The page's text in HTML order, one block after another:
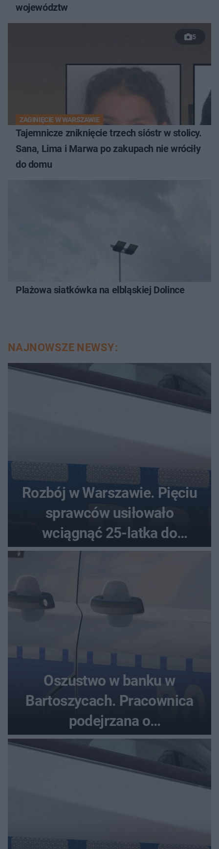
województw
5
ZAGINIĘCIE W WARSZAWIE
Tajemnicze zniknięcie trzech sióstr w stolicy.
Sana, Lima i Marwa po zakupach nie wróciły
do domu
Plażowa siatkówka na elbląskiej Dolince
NAJNOWSZE NEWSY:
Rozbój w Warszawie. Pięciu
sprawców usiłowało
wciągnąć 25-latka do
samochodu
Oszustwo w banku w
Bartoszycach. Pracownica
podejrzana o
przywłaszczenie 470 000 zł